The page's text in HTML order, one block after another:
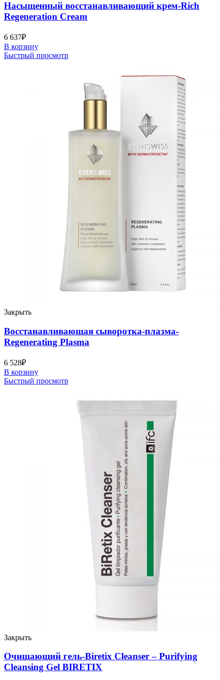
Насыщенный восстанавливающий крем-Rich
Regeneration Cream
6 637₽
В корзину
Быстрый просмотр
Закрыть
Восстанавливающая сыворотка-плазма-
Regenerating Plasma
6 528₽
В корзину
Быстрый просмотр
Закрыть
Очищающий гель-Biretix Cleanser – Purifying
Cleansing Gel BIRETIX